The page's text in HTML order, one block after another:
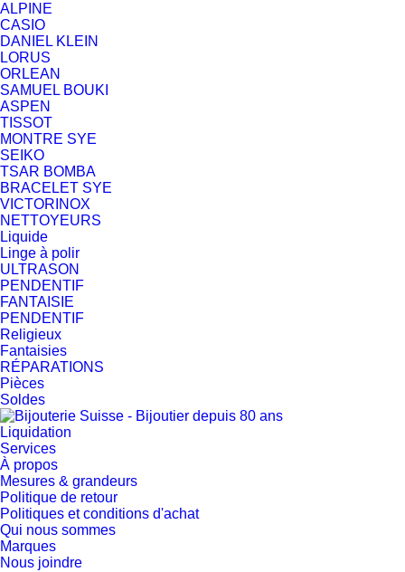
ALPINE
CASIO
DANIEL KLEIN
LORUS
ORLEAN
SAMUEL BOUKI
ASPEN
TISSOT
MONTRE SYE
SEIKO
TSAR BOMBA
BRACELET SYE
VICTORINOX
NETTOYEURS
Liquide
Linge à polir
ULTRASON
PENDENTIF
FANTAISIE
PENDENTIF
Religieux
Fantaisies
RÉPARATIONS
Pièces
Soldes
Liquidation
Services
À propos
Mesures & grandeurs
Politique de retour
Politiques et conditions d'achat
Qui nous sommes
Marques
Nous joindre